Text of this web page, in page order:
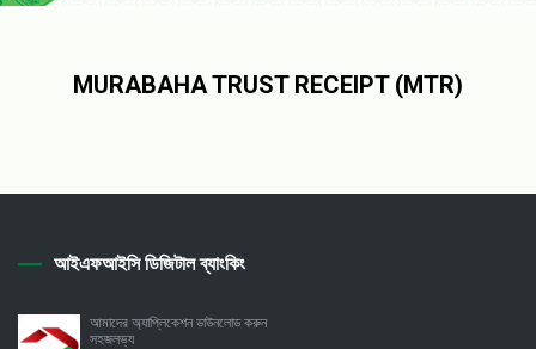
MURABAHA TRUST RECEIPT (MTR)
আইএফআইসি ডিজিটাল ব্যাংকিং
আমাদের অ্যাপ্লিকেশন ডাউনলোড করুন
সহজলভ্য